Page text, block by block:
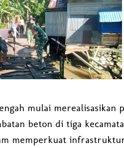
mulai merealisasikan
beton di tiga
memperkuat